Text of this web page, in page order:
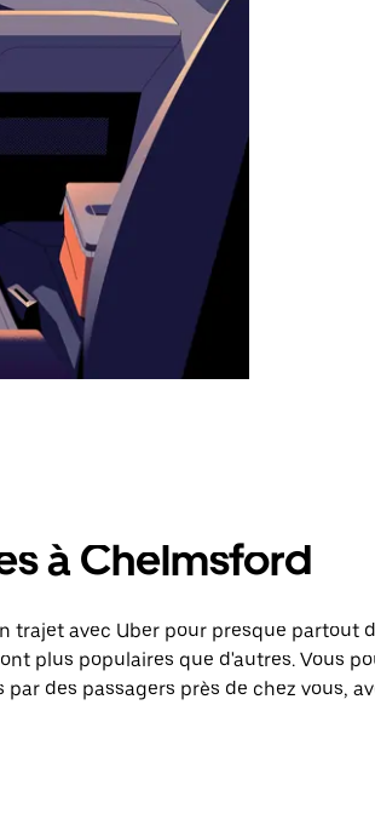
à Chelmsford
trajet avec Uber pour presque partout
plus populaires que d'autres. Vous
des passagers près de chez vous,